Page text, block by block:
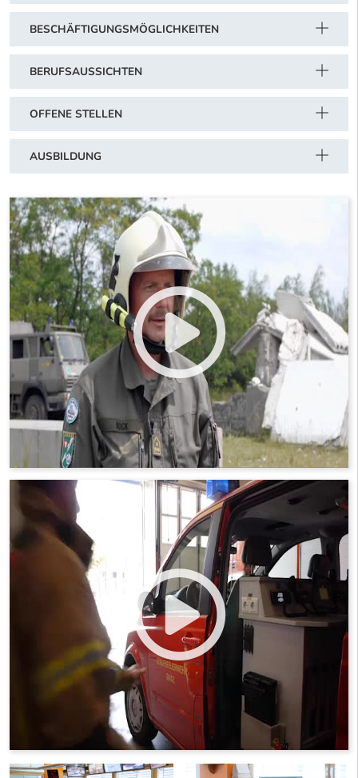
BESCHÄFTIGUNGSMÖGLICHKEITEN
BERUFSAUSSICHTEN
OFFENE STELLEN
AUSBILDUNG